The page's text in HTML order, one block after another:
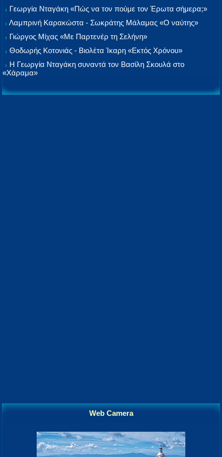
Γεωργία Νταγάκη «Πώς να τον πούμε τον Έρωτα σήμερα;»
Λαμπρινή Καρακώστα - Σωκράτης Μάλαμας «Ο ναύτης»
Γιώργος Μίχας «Με Παρτενέρ τη Σελήνη»
Θοδωρής Κοτονιάς - Βιολέτα Ίκαρη «Εκτός Χρόνου»
Η Γεωργία Νταγάκη συναντά τον Βασίλη Σκουλά στο
«Χάραμα»
Web Camera